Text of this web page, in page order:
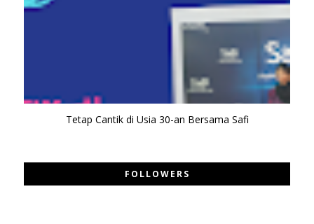
Tetap Cantik di Usia 30-an Bersama Safi
FOLLOWERS